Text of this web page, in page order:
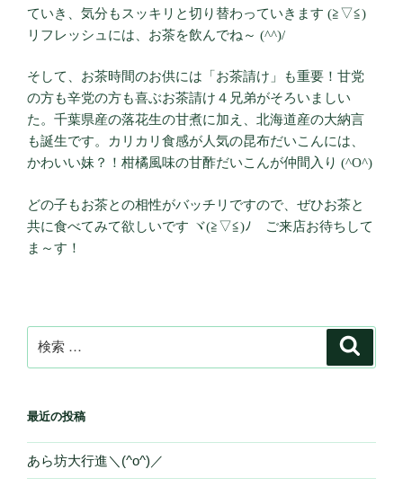
ていき、気分もスッキリと切り替わっていきます (≧▽≦)
リフレッシュには、お茶を飲んでね～ (^^)/
そして、お茶時間のお供には「お茶請け」も重要！甘党
の方も辛党の方も喜ぶお茶請け４兄弟がそろいましい
た。千葉県産の落花生の甘煮に加え、北海道産の大納言
も誕生です。カリカリ食感が人気の昆布だいこんには、
かわいい妹？！柑橘風味の甘酢だいこんが仲間入り (^O^)
どの子もお茶との相性がバッチリですので、ぜひお茶と
共に食べてみて欲しいです ヾ(≧▽≦)ﾉ ご来店お待ちして
ま～す！
検
索:
最近の投稿
あら坊大行進＼(^o^)／